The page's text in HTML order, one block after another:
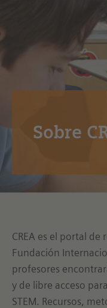
Sobre
CREA es el portal de
Fundación
profesores
y de libre acceso
STEM. Recursos,